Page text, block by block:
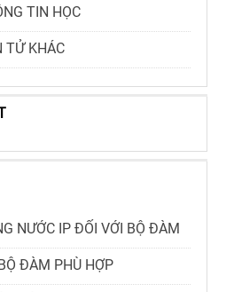
TIN HỌC
TỬ KHÁC
NƯỚC IP ĐỐI VỚI BỘ ĐÀM
ĐÀM PHÙ HỢP